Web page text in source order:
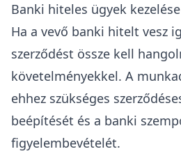
Banki hiteles ügyek kezelése
Ha a vevő banki hitelt vesz
szerződést össze kell
követelményekkel. A
ehhez szükséges
beépítését és a banki
figyelembevételét.